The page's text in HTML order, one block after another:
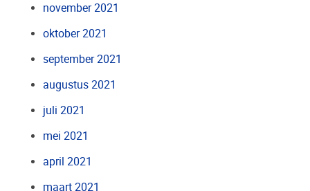
november 2021
oktober 2021
september 2021
augustus 2021
juli 2021
mei 2021
april 2021
maart 2021